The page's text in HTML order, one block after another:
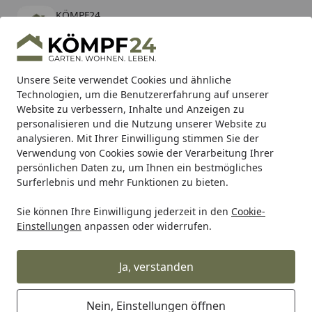
Unsere Seite verwendet Cookies und ähnliche
Technologien, um die Benutzererfahrung auf unserer
Website zu verbessern, Inhalte und Anzeigen zu
personalisieren und die Nutzung unserer Website zu
analysieren. Mit Ihrer Einwilligung stimmen Sie der
Verwendung von Cookies sowie der Verarbeitung Ihrer
persönlichen Daten zu, um Ihnen ein bestmögliches
Surferlebnis und mehr Funktionen zu bieten.
Sie können Ihre Einwilligung jederzeit in den Cookie-
Einstellungen anpassen oder widerrufen.
Ja, verstanden
Nein, Einstellungen öffnen
KÖMPF24
kostenlos - Im App Store
Hotline
Alle Produkte
Mein Konto
Suchen
Karibu Pools inkl. gratis Sandfilteranlage & Pool-
Starterset (Gesamtwert bis 468,99€)
Startseite
Tierbedarf & Tiernahrung Hundebedarf Halsbänder,
Wolters K2 champagner
Schlupfhalsband